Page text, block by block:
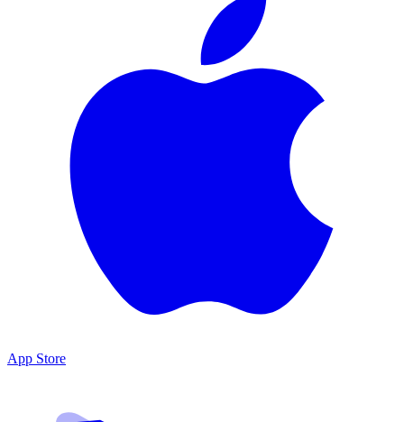
App Store